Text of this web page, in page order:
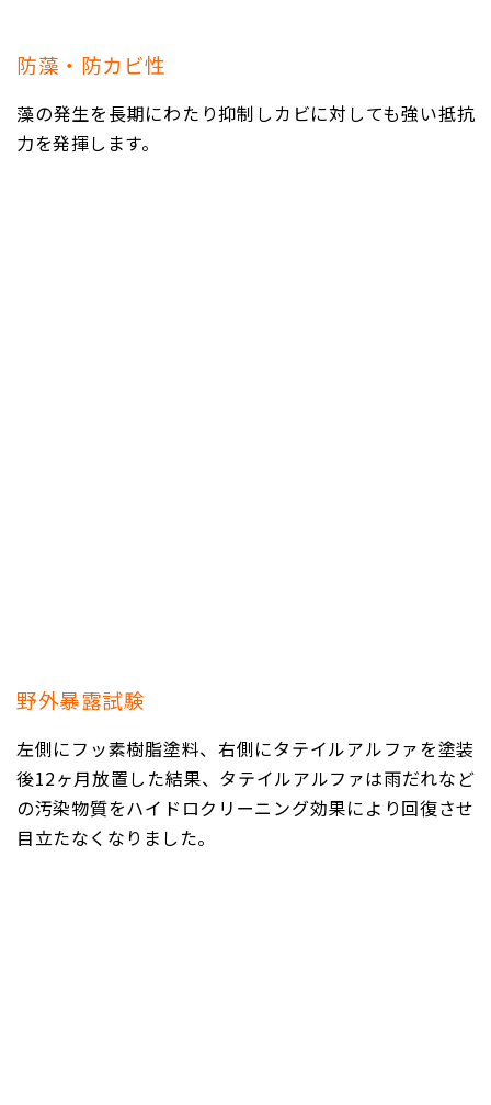
防藻・防カビ性
藻の発生を長期にわたり抑制しカビに対しても強い抵抗
力を発揮します。
野外暴露試験
左側にフッ素樹脂塗料、右側にタテイルアルファを塗装
後12ヶ月放置した結果、タテイルアルファは雨だれなど
の汚染物質をハイドロクリーニング効果により回復させ
目立たなくなりました。